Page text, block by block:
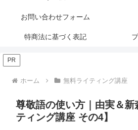
お問い合わせフォーム
特商法に基づく表記
PR
ホーム 無料ライティング講座
尊敬語の使い方｜由実＆新
ティング講座 その4】